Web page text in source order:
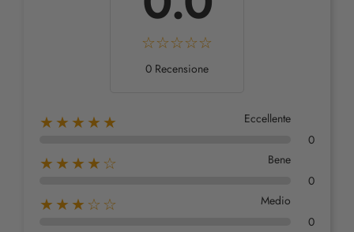
0 Recensione
★★★★★
Eccellente
0
★★★★☆
Bene
0
★★★☆☆
Medio
0